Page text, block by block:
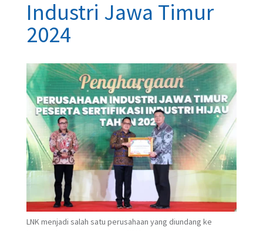
Industri Jawa Timur
2024
LNK menjadi salah satu perusahaan yang diundang ke